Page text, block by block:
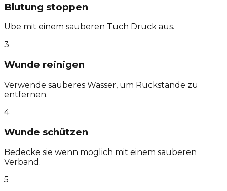
Blutung stoppen
Übe mit einem sauberen Tuch Druck aus.
3
Wunde reinigen
Verwende sauberes Wasser, um Rückstände zu
entfernen.
4
Wunde schützen
Bedecke sie wenn möglich mit einem sauberen
Verband.
5